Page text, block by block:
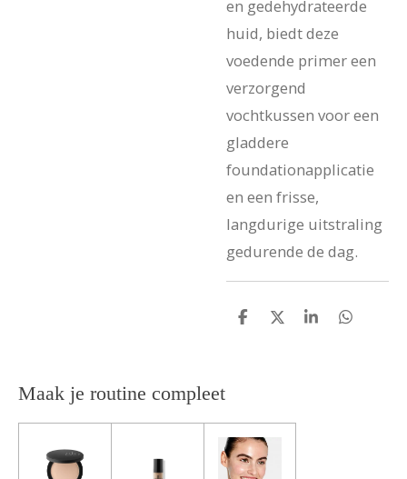
en gedehydrateerde
huid, biedt deze
voedende primer een
verzorgend
vochtkussen voor een
gladdere
foundationapplicatie
en een frisse,
langdurige uitstraling
gedurende de dag.
D
D
S
D
Maak je routine compleet